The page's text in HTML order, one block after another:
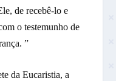
de recebê-lo e
o testemunho de
”
da Eucaristia, a